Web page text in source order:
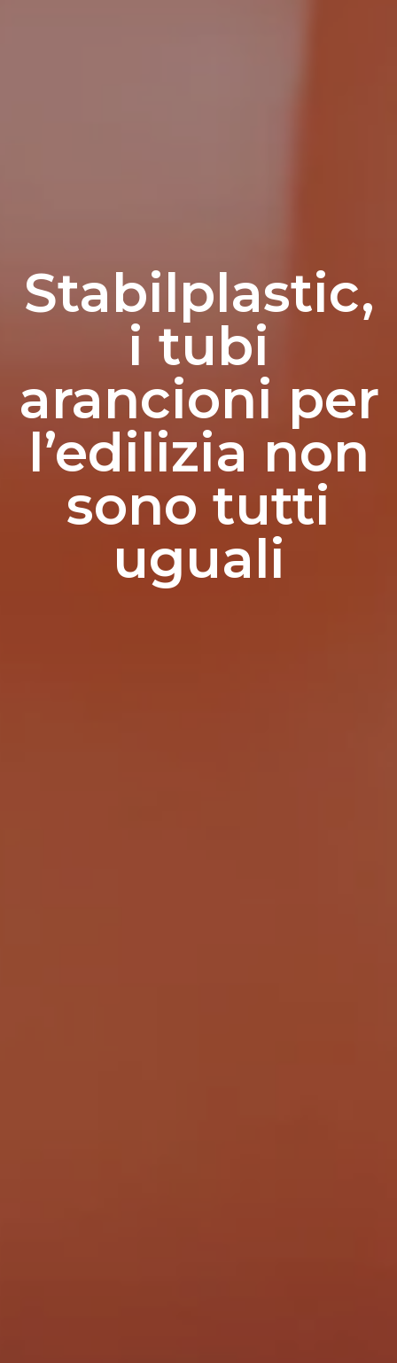
Stabilplastic,
i tubi
arancioni per
l’edilizia non
sono tutti
uguali